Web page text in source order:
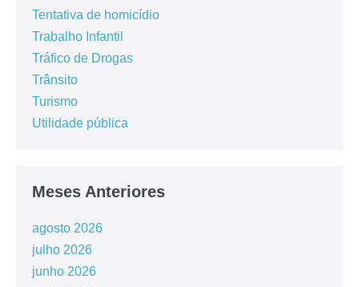
Tentativa de homicídio
Trabalho Infantil
Tráfico de Drogas
Trânsito
Turismo
Utilidade pública
Meses Anteriores
agosto 2026
julho 2026
junho 2026